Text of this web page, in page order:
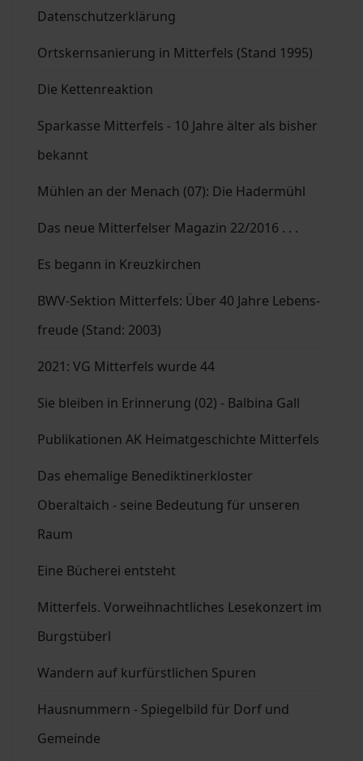
Datenschutzerklärung
Ortskernsanierung in Mitterfels (Stand 1995)
Die Kettenreaktion
Sparkasse Mitterfels - 10 Jahre älter als bisher
bekannt
Mühlen an der Menach (07): Die Hadermühl
Das neue Mitterfelser Magazin 22/2016 . . .
Es begann in Kreuzkirchen
BWV-Sektion Mitterfels: Über 40 Jahre Lebens-
freude (Stand: 2003)
2021: VG Mitterfels wurde 44
Sie bleiben in Erinnerung (02) - Balbina Gall
Publikationen AK Heimatgeschichte Mitterfels
Das ehemalige Benediktinerkloster
Oberaltaich - seine Bedeutung für unseren
Raum
Eine Bücherei entsteht
Mitterfels. Vorweihnachtliches Lesekonzert im
Burgstüberl
Wandern auf kurfürstlichen Spuren
Hausnummern - Spiegelbild für Dorf und
Gemeinde